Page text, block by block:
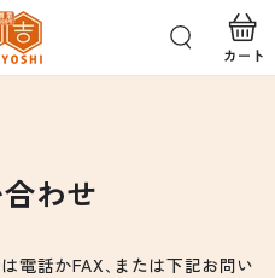
ー
ト
わせ
電話かFAX､または下記お問い